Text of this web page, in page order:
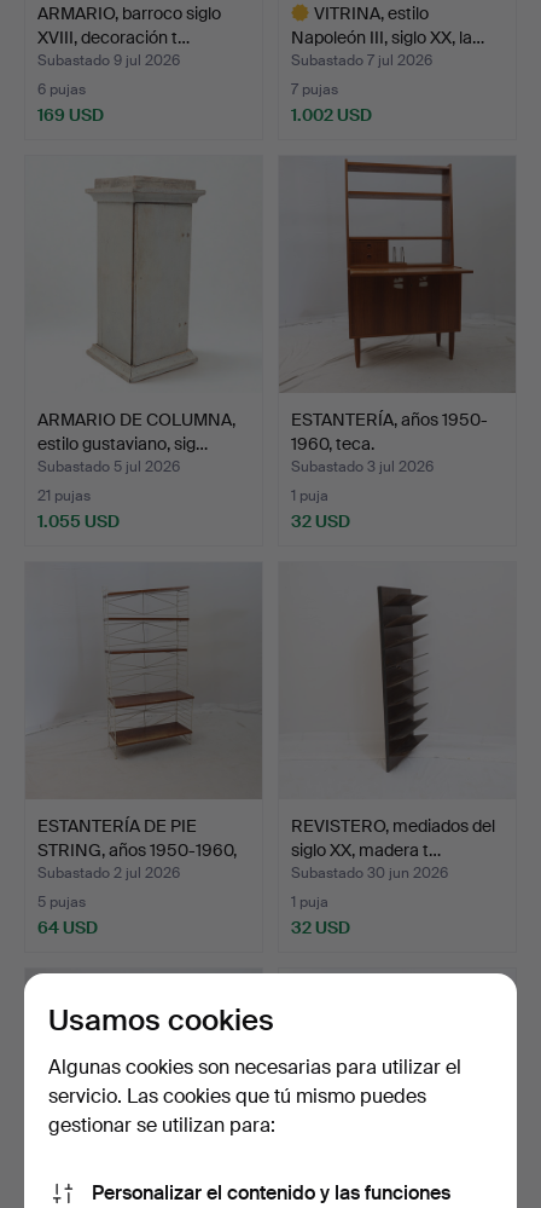
ARMARIO, barroco siglo
XVIII, decoración t…
Subastado 9 jul 2026
6 pujas
169 USD
VITRINA, estilo
Napoleón III, siglo XX, la…
Subastado 7 jul 2026
7 pujas
1.002 USD
seleccionado
ARMARIO DE COLUMNA,
estilo gustaviano, sig…
Subastado 5 jul 2026
21 pujas
1.055 USD
ESTANTERÍA, años 1950-
1960, teca.
Subastado 3 jul 2026
1 puja
32 USD
ESTANTERÍA DE PIE
STRING, años 1950-1960,
…
Subastado 2 jul 2026
5 pujas
64 USD
REVISTERO, mediados del
siglo XX, madera t…
Subastado 30 jun 2026
1 puja
32 USD
Usamos cookies
Algunas cookies son necesarias para utilizar el
servicio. Las cookies que tú mismo puedes
gestionar se utilizan para:
Personalizar el contenido y las funciones